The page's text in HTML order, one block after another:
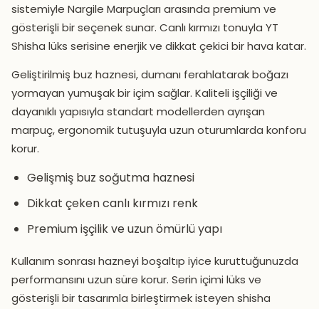
sistemiyle Nargile Marpuçları arasında premium ve
gösterişli bir seçenek sunar. Canlı kırmızı tonuyla YT
Shisha lüks serisine enerjik ve dikkat çekici bir hava katar.
Geliştirilmiş buz haznesi, dumanı ferahlatarak boğazı
yormayan yumuşak bir içim sağlar. Kaliteli işçiliği ve
dayanıklı yapısıyla standart modellerden ayrışan
marpuç, ergonomik tutuşuyla uzun oturumlarda konforu
korur.
Gelişmiş buz soğutma haznesi
Dikkat çeken canlı kırmızı renk
Premium işçilik ve uzun ömürlü yapı
Kullanım sonrası hazneyi boşaltıp iyice kuruttuğunuzda
performansını uzun süre korur. Serin içimi lüks ve
gösterişli bir tasarımla birleştirmek isteyen shisha